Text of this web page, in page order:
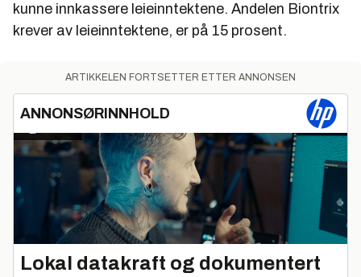
kunne innkassere leieinntektene. Andelen Biontrix
krever av leieinntektene, er på 15 prosent.
ARTIKKELEN FORTSETTER ETTER ANNONSEN
ANNONSØRINNHOLD
Lokal datakraft og dokumentert